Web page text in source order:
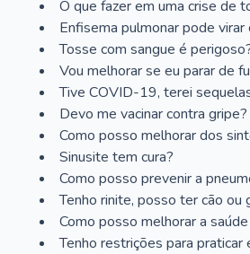
O que fazer em uma crise de
Enfisema pulmonar pode virar
Tosse com sangue é
Vou melhorar se eu parar de
Tive COVID-19, terei
Devo me vacinar contra gripe?
Como posso melhorar dos
Sinusite tem cura?
Como posso prevenir a
Tenho rinite, posso ter cão ou
Como posso melhorar a
Tenho restrições para praticar